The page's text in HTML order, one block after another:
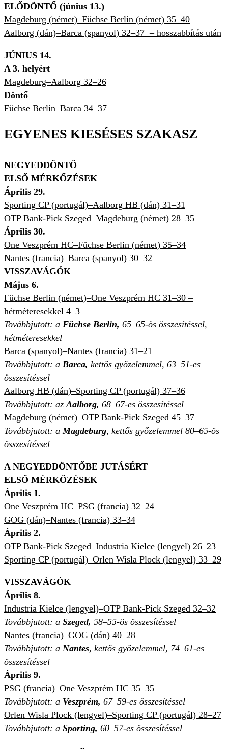
ELŐDÖNTŐ (június 13.)
Magdeburg (német)–Füchse Berlin (német) 35–40
Aalborg (dán)–Barca (spanyol) 32–37 – hosszabbítás után
JÚNIUS 14.
A 3. helyért
Magdeburg–Aalborg 32–26
Döntő
Füchse Berlin–Barca 34–37
EGYENES KIESÉSES SZAKASZ
NEGYEDDÖNTŐ
ELSŐ MÉRKŐZÉSEK
Április 29.
Sporting CP (portugál)–Aalborg HB (dán) 31–31
OTP Bank-Pick Szeged–Magdeburg (német) 28–35
Április 30.
One Veszprém HC–Füchse Berlin (német) 35–34
Nantes (francia)–Barca (spanyol) 30–32
VISSZAVÁGÓK
Május 6.
Füchse Berlin (német)–One Veszprém HC 31–30 –
hétméteresekkel 4–3
Továbbjutott: a Füchse Berlin, 65–65-ös összesítéssel,
hétméteresekkel
Barca (spanyol)–Nantes (francia) 31–21
Továbbjutott: a Barca, kettős győzelemmel, 63–51-es
összesítéssel
Aalborg HB (dán)–Sporting CP (portugál) 37–36
Továbbjutott: azAalborg, 68–67-es összesítéssel
Magdeburg (német)–OTP Bank-Pick Szeged 45–37
Továbbjutott: aMagdeburg, kettős győzelemmel 80–65-ös
összesítéssel
A NEGYEDDÖNTŐBE JUTÁSÉRT
ELSŐ MÉRKŐZÉSEK
Április 1.
One Veszprém HC–PSG (francia) 32–24
GOG (dán)–Nantes (francia) 33–34
Április 2.
OTP Bank-Pick Szeged–Industria Kielce (lengyel) 26–23
Sporting CP (portugál)–Orlen Wisla Plock (lengyel) 33–29
VISSZAVÁGÓK
Április 8.
Industria Kielce (lengyel)–OTP Bank-Pick Szeged 32–32
Továbbjutott: a Szeged, 58–55-ös összesítéssel
Nantes (francia)–GOG (dán) 40–28
Továbbjutott: a Nantes, kettős győzelemmel, 74–61-es
összesítéssel
Április 9.
PSG (francia)–One Veszprém HC 35–35
Továbbjutott: a Veszprém, 67–59-es összesítéssel
Orlen Wisla Plock (lengyel)–Sporting CP (portugál) 28–27
Továbbjutott: a Sporting, 60–57-es összesítéssel